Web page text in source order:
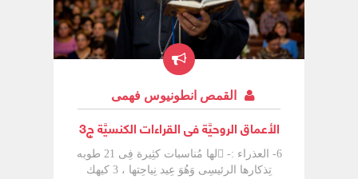
القمص انطونيوس فهمى
الأعماق الروحيَّة فى القراءات الكنسيَّة ج3
6- العذراء :- لها مُناسبات كثِيرة فِى 21 طوبه
تِذكارها الرئيسِى وَهُوَ عِيد نِياحِتها ، 3 كيهك